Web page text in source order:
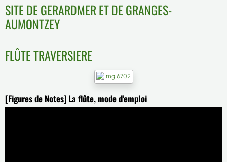
SITE DE GERARDMER ET DE GRANGES-
AUMONTZEY
FLÛTE TRAVERSIERE
[Figures de Notes] La flûte, mode d’emploi